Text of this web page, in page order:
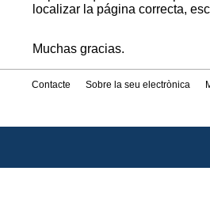
localizar la página correcta,
Muchas gracias.
Contacte Sobre la seu electrònica